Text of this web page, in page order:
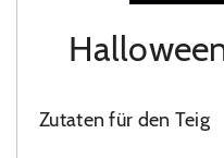
Zutaten für den Teig